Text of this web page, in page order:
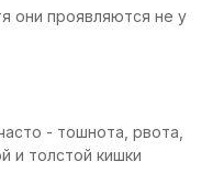
они проявляются не у
- тошнота, рвота,
и толстой кишки